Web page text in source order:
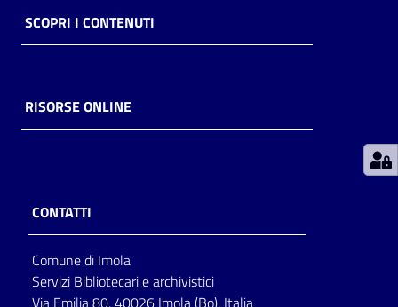
Archivio
Decentrate
lettura
Seguici
SCOPRI I CONTENUTI
RISORSE ONLINE
CONTATTI
Comune di Imola
Servizi Bibliotecari e archivistici